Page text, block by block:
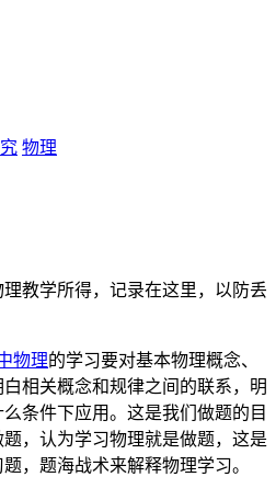
物理
教学所得，记录在这里，以防丢
物理的学习要对基本物理概念、
相关概念和规律之间的联系，明
条件下应用。这是我们做题的目
，认为学习物理就是做题，这是
，题海战术来解释物理学习。